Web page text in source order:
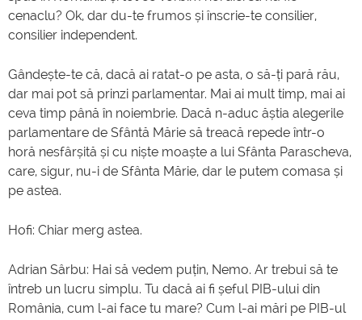
cenaclu? Ok, dar du-te frumos și înscrie-te consilier,
consilier independent.
Gândește-te că, dacă ai ratat-o pe asta, o să-ți pară rău,
dar mai pot să prinzi parlamentar. Mai ai mult timp, mai ai
ceva timp până în noiembrie. Dacă n-aduc ăștia alegerile
parlamentare de Sfântă Mărie să treacă repede într-o
horă nesfârșită și cu niște moaște a lui Sfânta Parascheva,
care, sigur, nu-i de Sfânta Mărie, dar le putem comasa și
pe astea.
Hofi: Chiar merg astea.
Adrian Sârbu: Hai să vedem puțin, Nemo. Ar trebui să te
întreb un lucru simplu. Tu dacă ai fi șeful PIB-ului din
România, cum l-ai face tu mare? Cum l-ai mări pe PIB-ul